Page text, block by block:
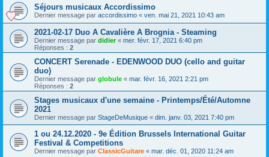
Séjours musicaux Accordissimo
Dernier message par accordissimo « ven. mai 21, 2021 10:43 am
2021-02-17 Duo A Cavalière A Brognia - Steaming
Dernier message par didier« mer. févr. 17, 2021 6:40 pm
Réponses : 2
CONCERT Serenade - EDENWOOD DUO (cello and guitar
duo)
Dernier message par globule « mar. févr. 16, 2021 2:21 pm
Réponses : 2
Stages musicaux d'une semaine - Printemps/Été/Automne
2021
Dernier message par StageDeMusique « dim. janv. 03, 2021 7:40 pm
1 ou 24.12.2020 - 9e Édition Brussels International Guitar
Festival & Competitions
Dernier message par ClassicGuitare « mar. déc. 01, 2020 11:24 am